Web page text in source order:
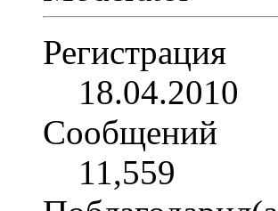
Регистрация
18.04.2010
Сообщений
11,559